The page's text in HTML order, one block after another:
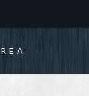
REA